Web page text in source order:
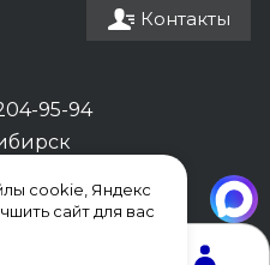
Контакты
95-94
cookie, Яндекс
сайт для вас